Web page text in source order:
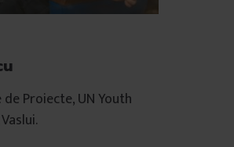
Proiecte, UN Youth